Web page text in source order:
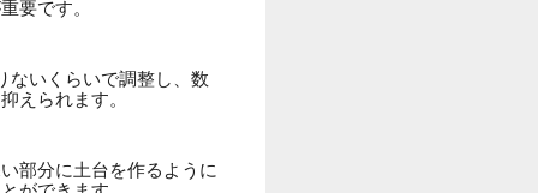
要です。
ないくらいで調整し、数
えられます。
部分に土台を作るように